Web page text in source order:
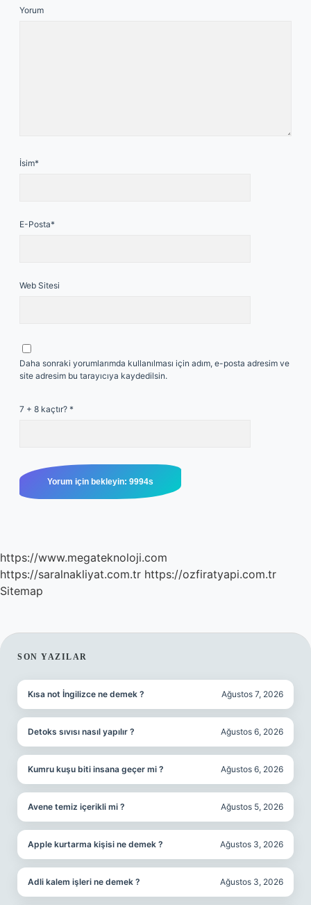
Yorum
İsim*
E-Posta*
Web Sitesi
Daha sonraki yorumlarımda kullanılması için adım, e-posta adresim ve
site adresim bu tarayıcıya kaydedilsin.
7 + 8 kaçtır? *
https://www.megateknoloji.com
https://saralnakliyat.com.tr https://ozfiratyapi.com.tr
Sitemap
SIDEBAR
SON YAZILAR
Kısa not İngilizce ne demek ? Ağustos 7, 2026
Detoks sıvısı nasıl yapılır ? Ağustos 6, 2026
Kumru kuşu biti insana geçer mi ? Ağustos 6, 2026
Avene temiz içerikli mi ? Ağustos 5, 2026
Apple kurtarma kişisi ne demek ? Ağustos 3, 2026
Adli kalem işleri ne demek ? Ağustos 3, 2026